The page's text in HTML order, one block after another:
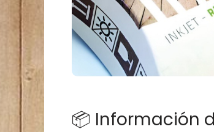
📦 Información